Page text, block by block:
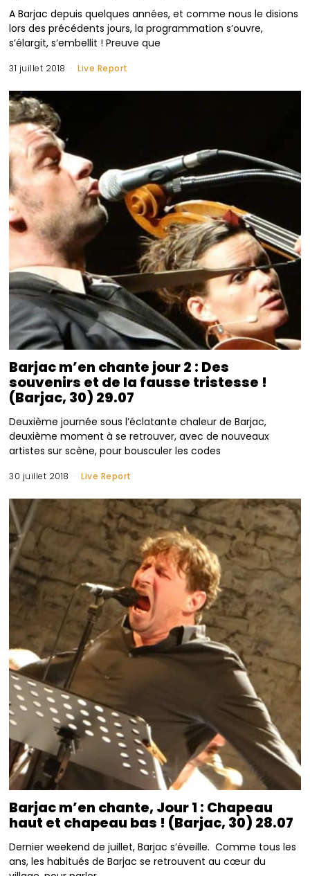
A Barjac depuis quelques années, et comme nous le disions
lors des précédents jours, la programmation s’ouvre,
s’élargit, s’embellit ! Preuve que
31 juillet 2018 Live Report
Barjac m’en chante jour 2 : Des
souvenirs et de la fausse tristesse !
(Barjac, 30) 29.07
Deuxième journée sous l’éclatante chaleur de Barjac,
deuxième moment à se retrouver, avec de nouveaux
artistes sur scène, pour bousculer les codes
30 juillet 2018 Live Report
Barjac m’en chante, Jour 1 : Chapeau
haut et chapeau bas ! (Barjac, 30) 28.07
Dernier weekend de juillet, Barjac s’éveille. Comme tous les
ans, les habitués de Barjac se retrouvent au cœur du